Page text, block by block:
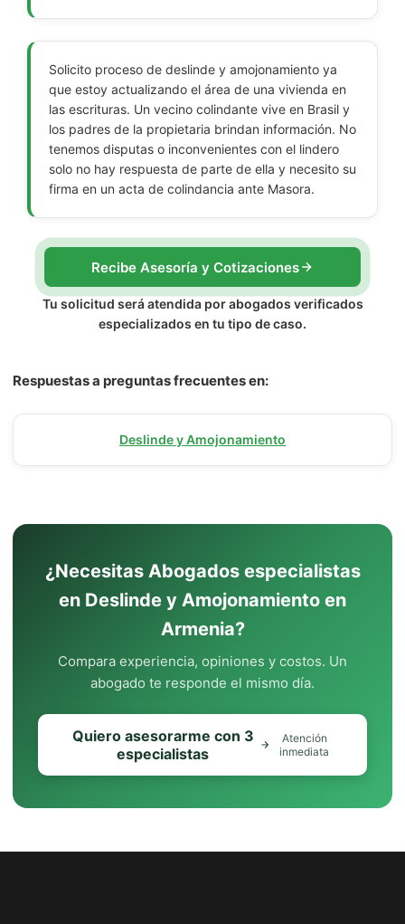
Solicito proceso de deslinde y amojonamiento ya
que estoy actualizando el área de una vivienda en
las escrituras. Un vecino colindante vive en Brasil y
los padres de la propietaria brindan información. No
tenemos disputas o inconvenientes con el lindero
solo no hay respuesta de parte de ella y necesito su
firma en un acta de colindancia ante Masora.
Recibe Asesoría y Cotizaciones
Tu solicitud será atendida por abogados verificados
especializados en tu tipo de caso.
Respuestas a preguntas frecuentes en:
Deslinde y Amojonamiento
¿Necesitas Abogados especialistas
en Deslinde y Amojonamiento en
Armenia?
Compara experiencia, opiniones y costos. Un
abogado te responde el mismo día.
Quiero asesorarme con 3
especialistas
Atención
inmediata